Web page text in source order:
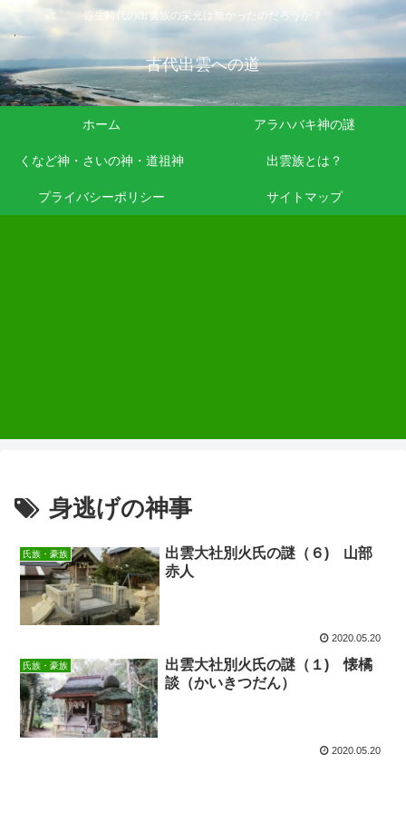
弥生時代の出雲族の栄光は無かったのだろうか？
古代出雲への道
ホーム アラハバキ神の謎
くなど神・さいの神・道祖神 出雲族とは？
プライバシーポリシー サイトマップ
身逃げの神事
氏族・豪族
出雲大社別火氏の謎（６) 山部
赤人
2020.05.20
氏族・豪族
出雲大社別火氏の謎（１) 懐橘
談（かいきつだん）
2020.05.20